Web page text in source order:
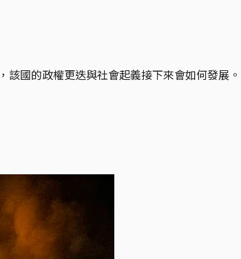
國的政權更迭與社會起義接下來會如何發展。